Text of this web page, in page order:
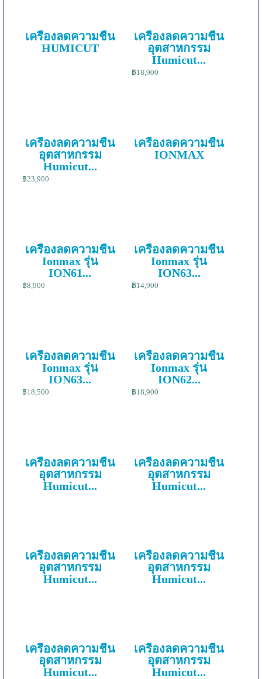
เครื่องลดความชื้น
HUMICUT
เครื่องลดความชื้น
อุตสาหกรรม
Humicut...
฿18,900
เครื่องลดความชื้น
อุตสาหกรรม
Humicut...
฿23,900
เครื่องลดความชื้น
IONMAX
เครื่องลดความชื้น
Ionmax รุ่น
ION61...
฿8,900
เครื่องลดความชื้น
Ionmax รุ่น
ION63...
฿14,900
เครื่องลดความชื้น
Ionmax รุ่น
ION63...
฿18,500
เครื่องลดความชื้น
Ionmax รุ่น
ION62...
฿18,900
เครื่องลดความชื้น
อุตสาหกรรม
Humicut...
เครื่องลดความชื้น
อุตสาหกรรม
Humicut...
เครื่องลดความชื้น
อุตสาหกรรม
Humicut...
เครื่องลดความชื้น
อุตสาหกรรม
Humicut...
เครื่องลดความชื้น
อุตสาหกรรม
Humicut...
เครื่องลดความชื้น
อุตสาหกรรม
Humicut...